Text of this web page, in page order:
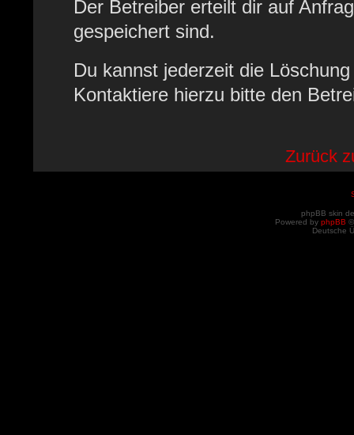
Der Betreiber erteilt dir auf
gespeichert sind.
Du kannst jederzeit die
Kontaktiere hierzu bitte den
Zurück
phpBB skin
Powered by phpBB
Deutsche